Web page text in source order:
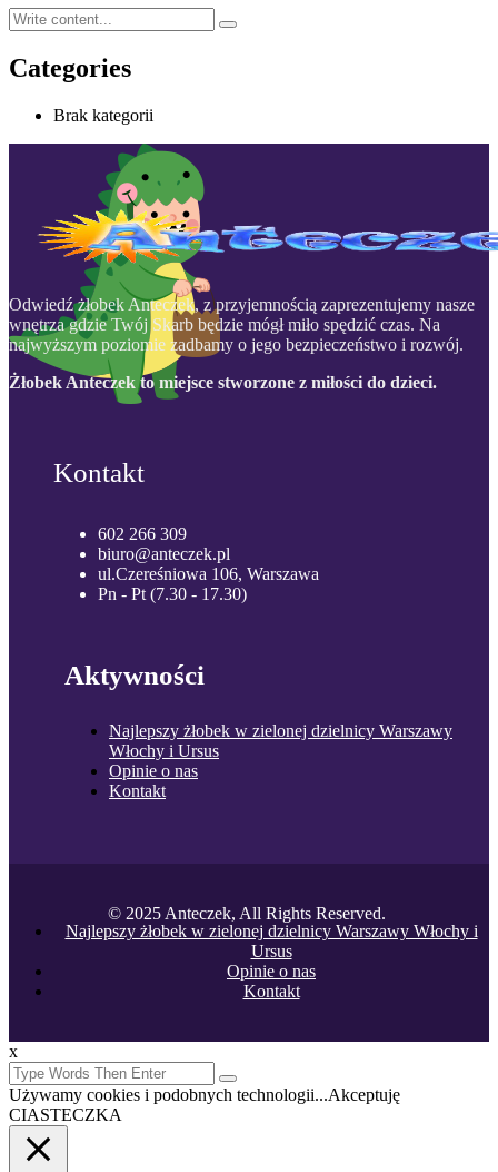
Categories
Brak kategorii
Odwiedź żłobek Anteczek, z przyjemnością zaprezentujemy nasze
wnętrza gdzie Twój Skarb będzie mógł miło spędzić czas. Na
najwyższym poziomie zadbamy o jego bezpieczeństwo i rozwój.
Żłobek Anteczek to miejsce stworzone z miłości do dzieci.
Kontakt
602 266 309
biuro@anteczek.pl
ul.Czereśniowa 106, Warszawa
Pn - Pt (7.30 - 17.30)
Aktywności
Najlepszy żłobek w zielonej dzielnicy Warszawy
Włochy i Ursus
Opinie o nas
Kontakt
© 2025 Anteczek, All Rights Reserved.
Najlepszy żłobek w zielonej dzielnicy Warszawy Włochy i
Ursus
Opinie o nas
Kontakt
x
Używamy cookies i podobnych technologii...Akceptuję
CIASTECZKA